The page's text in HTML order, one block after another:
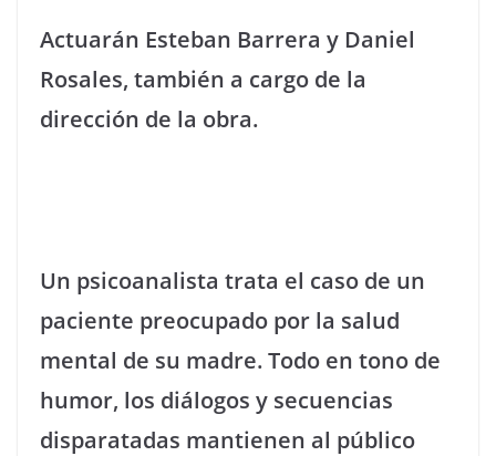
Actuarán Esteban Barrera y Daniel
Rosales, también a cargo de la
dirección de la obra.
Un psicoanalista trata el caso de un
paciente preocupado por la salud
mental de su madre. Todo en tono de
humor, los diálogos y secuencias
disparatadas mantienen al público